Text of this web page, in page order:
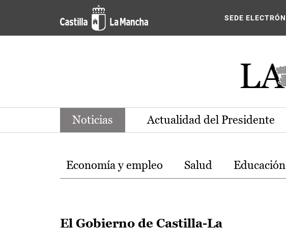
Pasar al contenido principal
Noticias de la región de Castilla-La
SEDE
Noticias Actualidad del Presidente
Temas
Economía y empleo Salud Educación
El Gobierno de Castilla-La